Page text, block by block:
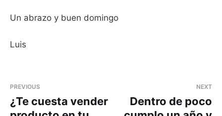
Un abrazo y buen domingo
Luis
PREVIOUS
¿Te cuesta vender
NEXT
Dentro de poco